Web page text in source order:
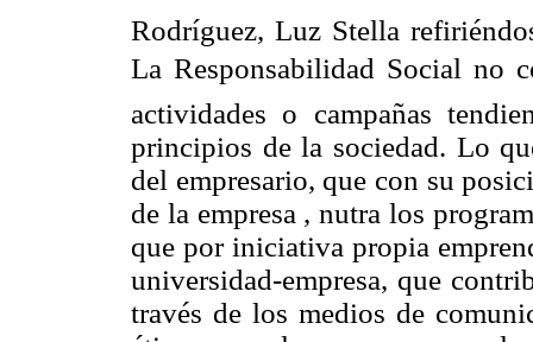
Rodríguez, Luz Stella
La Responsabilidad Social no
actividades o campañas
principios de la sociedad. Lo
del empresario, que con su
de la empresa , nutra los
que por iniciativa propia
universidad-empresa, que
través de los medios de